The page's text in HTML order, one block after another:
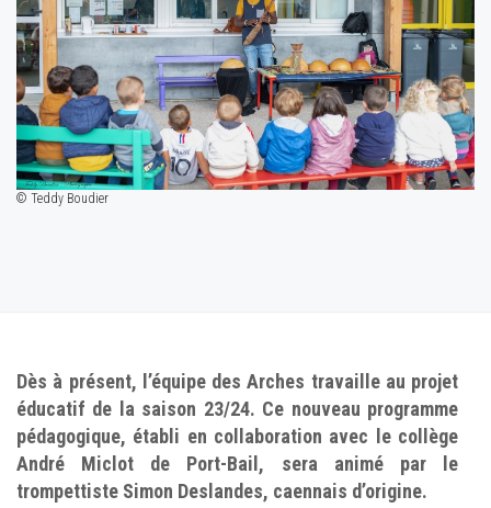
© Teddy Boudier
Dès à présent, l’équipe des Arches travaille au projet
éducatif de la saison 23/24. Ce nouveau programme
pédagogique, établi en collaboration avec le collège
André Miclot de Port-Bail, sera animé par le
trompettiste Simon Deslandes, caennais d’origine.